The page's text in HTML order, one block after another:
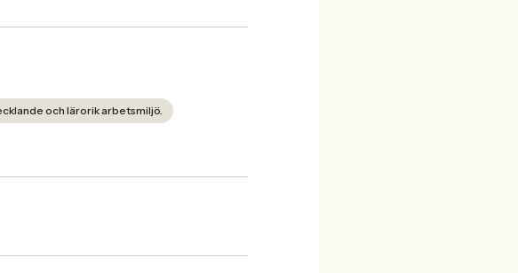
och lärorik arbetsmiljö.